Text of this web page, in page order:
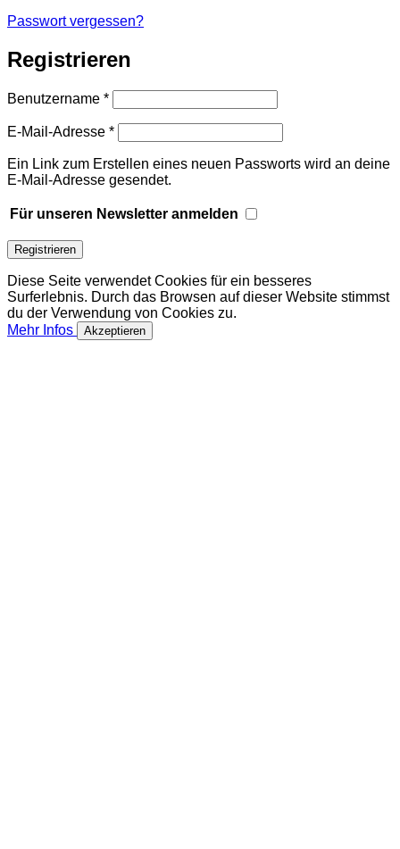
Passwort vergessen?
Registrieren
Benutzername *Erforderlich
E-Mail-Adresse *Erforderlich
Ein Link zum Erstellen eines neuen Passworts wird an deine
E-Mail-Adresse gesendet.
Für unseren Newsletter anmelden
Registrieren
Diese Seite verwendet Cookies für ein besseres
Surferlebnis. Durch das Browsen auf dieser Website stimmst
du der Verwendung von Cookies zu.
Mehr Infos
Akzeptieren